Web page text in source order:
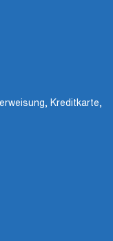
Kreditkarte,